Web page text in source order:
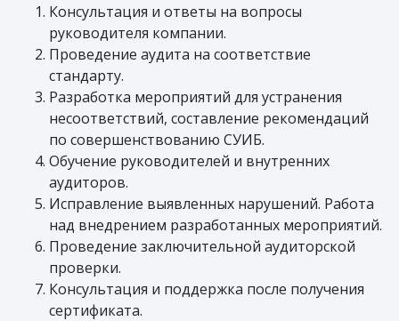
Консультация и ответы на вопросы
руководителя компании.
Проведение аудита на соответствие
стандарту.
Разработка мероприятий для устранения
несоответствий, составление рекомендаций
по совершенствованию СУИБ.
Обучение руководителей и внутренних
аудиторов.
Исправление выявленных нарушений. Работа
над внедрением разработанных мероприятий.
Проведение заключительной аудиторской
проверки.
Консультация и поддержка после получения
сертификата.